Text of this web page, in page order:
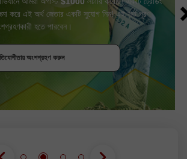
অংশগ্রহণ করুন
করে এই অর্থ জেতার একটি সুযোগ নিন! এই শর্ত পূরণ
হতে পারবেন।
অংশগ্রহণ করুন
অংশগ্রহণ করুন